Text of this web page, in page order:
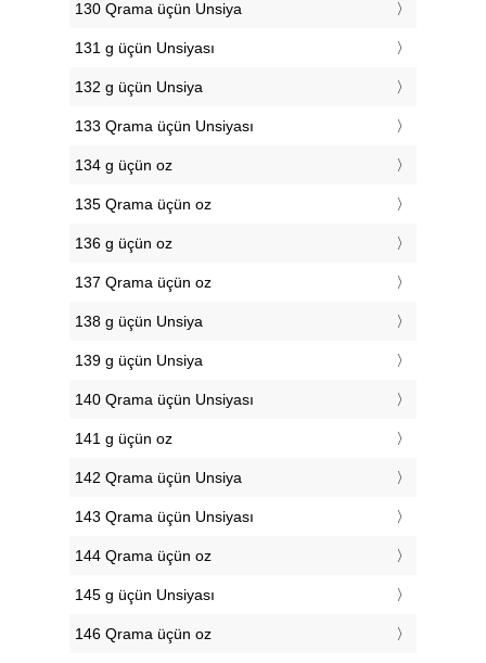
130 Qrama üçün Unsiya
131 g üçün Unsiyası
132 g üçün Unsiya
133 Qrama üçün Unsiyası
134 g üçün oz
135 Qrama üçün oz
136 g üçün oz
137 Qrama üçün oz
138 g üçün Unsiya
139 g üçün Unsiya
140 Qrama üçün Unsiyası
141 g üçün oz
142 Qrama üçün Unsiya
143 Qrama üçün Unsiyası
144 Qrama üçün oz
145 g üçün Unsiyası
146 Qrama üçün oz